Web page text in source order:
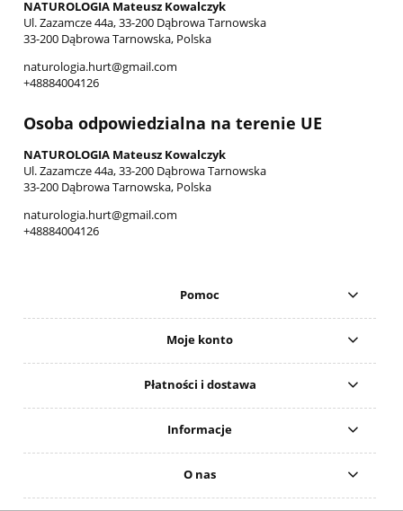
NATUROLOGIA Mateusz Kowalczyk
Ul. Zazamcze 44a, 33-200 Dąbrowa Tarnowska
33-200 Dąbrowa Tarnowska, Polska
naturologia.hurt@gmail.com
+48884004126
Osoba odpowiedzialna na terenie UE
NATUROLOGIA Mateusz Kowalczyk
Ul. Zazamcze 44a, 33-200 Dąbrowa Tarnowska
33-200 Dąbrowa Tarnowska, Polska
naturologia.hurt@gmail.com
+48884004126
Pomoc
Moje konto
Płatności i dostawa
Informacje
O nas